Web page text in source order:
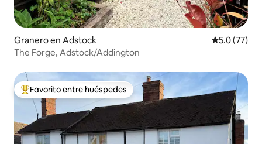
Granero en Adstock Calificación
5.0 (77)
The Forge, Adstock/Addington
Favorito entre huéspedes preferido
Favorito entre huéspedes